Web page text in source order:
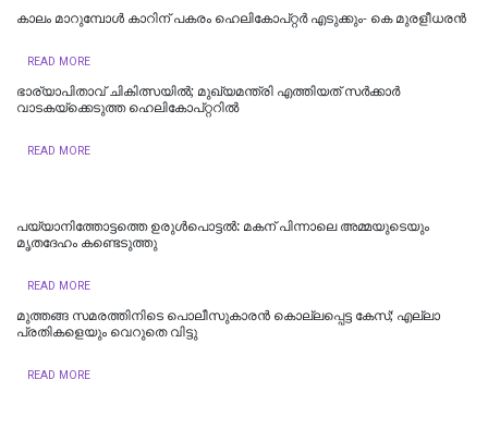
കാലം മാറുമ്പോൾ കാറിന് പകരം ഹെലികോപ്റ്റർ എടുക്കും- കെ മുരളീധരന്‍
READ MORE
ഭാര്യാപിതാവ് ചികിത്സയിൽ; മുഖ്യമന്ത്രി എത്തിയത് സര്‍ക്കാര്‍
വാടകയ്‌ക്കെടുത്ത ഹെലികോപ്റ്ററില്‍
READ MORE
പയ്യാനിത്തോട്ടത്തെ ഉരുൾപൊട്ടൽ: മകന് പിന്നാലെ അമ്മയുടെയും
മൃതദേഹം കണ്ടെടുത്തു
READ MORE
മുത്തങ്ങ സമരത്തിനിടെ പൊലീസുകാരൻ കൊല്ലപ്പെട്ട കേസ്; എല്ലാ
പ്രതികളെയും വെറുതെ വിട്ടു
READ MORE